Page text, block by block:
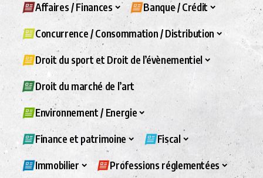
Affaires / Finances Banque / Crédit
Concurrence / Consommation / Distribution
Droit du sport et Droit de l’évènementiel
Droit du marché de l’art
Environnement / Energie
Finance et patrimoine Fiscal
Immobilier Professions réglementées